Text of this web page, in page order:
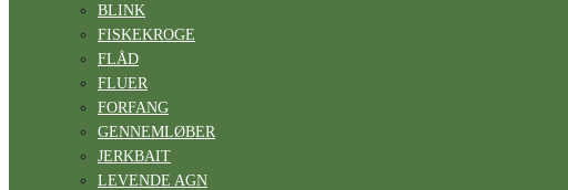
BLINK
FISKEKROGE
FLÅD
FLUER
FORFANG
GENNEMLØBER
JERKBAIT
LEVENDE AGN